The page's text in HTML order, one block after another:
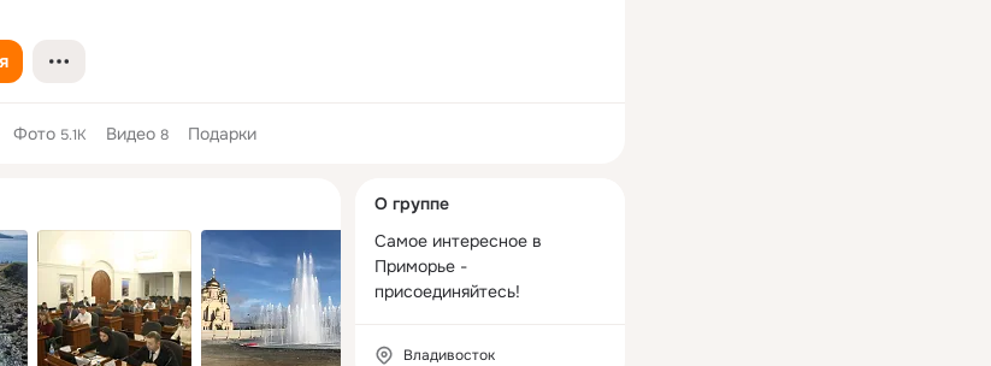
Фото 5.1K Видео 8 Подарки
колонка
О группе
Самое интересное в
Приморье -
присоединяйтесь!
Владивосток